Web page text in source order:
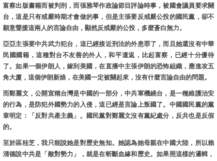
富察出版書籍而被判刑，而張雅琴作政論節目評論時事，被國會議員要求關
台，這是只有戒嚴時期才會做的事，但是主張要反戒嚴公投的國民黨，卻不
願意聲援這兩人的言論自由，顯然反戒嚴的公投，多麼蒼白無力。
亞亞主張要中共武力犯台，這已經接近刑法的外患罪了，而且她還沒有中華
民國國籍，這種對台不友善的外人，和平遣返，比起富察，已經十分優待
了。如果一個伊朗人，嫁到美國，在直播中主張伊朗的恐怖組織，應進攻五
角大廈，這個伊朗新娘，在美國一定被關起來，沒有什麼言論自由的問題。
而鄭麗文，公開宣稱台灣是中國的一部分，中共軍機繞台，是一種維護治安
的行為，是防犯外國勢力的入侵，這已經是言論上叛國了。中國國民黨的黨
章明定：「反對共產主義」。國民黨對鄭麗文沒有黨紀處分，反共也是反假
的。
至於區桂芝，我只能說她是對歷史無知。她認為她母親在中國大陸，所以賴
清德說中共是「敵對勢力」，就是在斬斷血緣和歷史。如果照這樣的邏輯，